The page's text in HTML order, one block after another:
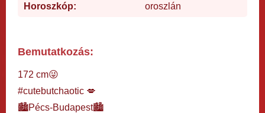
Horoszkóp: oroszlán
Bemutatkozás:
172 cm😜
#cutebutchaotic 💋
🏙️Pécs-Budapest🏙️